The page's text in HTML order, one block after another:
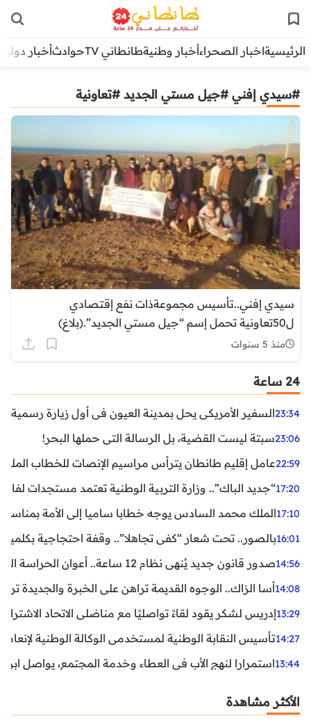
الرئيسيةاخبار الصحراءأخبار وطنيةطانطاني TV حوادثأخبار دولية
#سيدي إفني #جيل مستي الجديد #تعاونية
سيدي إفني..تأسيس مجموعةذات نفع إقتصادي
ل50تعاونية تحمل إسم “جيل مستي الجديد”.(بلاغ)
منذ 5 سنوات
24 ساعة
23:34السفير الأمريكي يحل بمدينة العيون في أول زيارة رسمية
23:06سبتة ليست القضية، بل الرسالة التي حملها البحر!
22:59عامل إقليم طانطان يترأس مراسيم الإنصات للخطاب
17:20“جديد الباك”.. وزارة التربية الوطنية تعتمد مستجدات
17:10الملك محمد السادس يوجه خطابا ساميا إلى الأمة بمناسبة الذكرى الـ27
16:01بالصور.. تحت شعار “كفى تجاهلا”.. وقفة احتجاجية بكلميم
14:56صدور قانون جديد يُنهي نظام 12 ساعة.. أعوان الحراسة الخاصة يستفيدون من المدة القانونية للشغل
14:08أسا الزاك.. الوجوه القديمة تراهن على الخبرة والجديدة
13:29إدريس لشكر يقود لقاءً تواصليًا مع مناضلي الاتحاد
14:27تأسيس النقابة الوطنية لمستخدمي الوكالة الوطنية
13:44استمرارا لنهج الأب في العطاء وخدمة المجتمع، يواصل ابن
الأكثر مشاهدة